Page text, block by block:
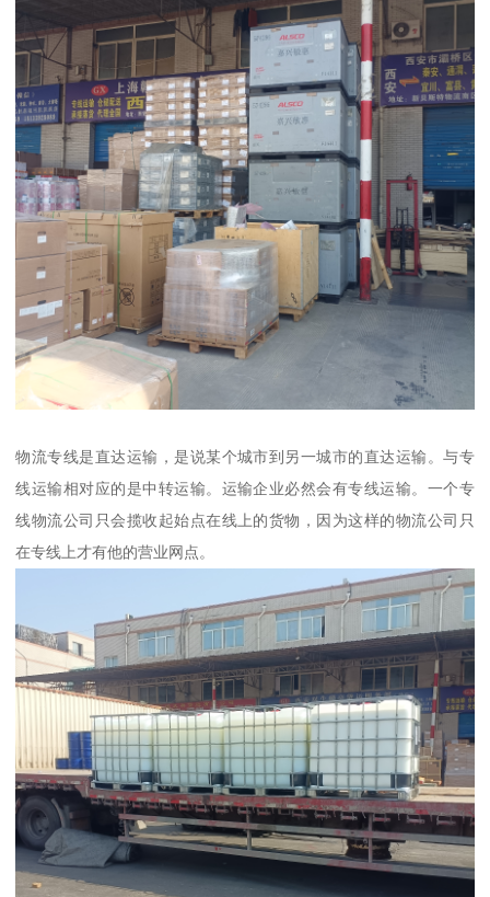
物流专线是直达运输，是说某个城市到另一城市的直达运输。与专
线运输相对应的是中转运输。运输企业必然会有专线运输。一个专
线物流公司只会揽收起始点在线上的货物，因为这样的物流公司只
在专线上才有他的营业网点。